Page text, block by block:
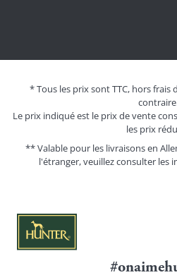
* Tous les prix sont TTC, hors frais
Le prix indiqué est le prix de vente
les prix
** Valable pour les livraisons en
l'étranger, veuillez consulter les